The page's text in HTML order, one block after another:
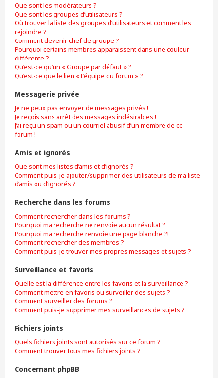
Que sont les modérateurs ?
Que sont les groupes d’utilisateurs ?
Où trouver la liste des groupes d’utilisateurs et comment les
rejoindre ?
Comment devenir chef de groupe ?
Pourquoi certains membres apparaissent dans une couleur
différente ?
Qu’est-ce qu’un « Groupe par défaut » ?
Qu’est-ce que le lien « L’équipe du forum » ?
Messagerie privée
Je ne peux pas envoyer de messages privés !
Je reçois sans arrêt des messages indésirables !
J’ai reçu un spam ou un courriel abusif d’un membre de ce
forum !
Amis et ignorés
Que sont mes listes d’amis et d’ignorés ?
Comment puis-je ajouter/supprimer des utilisateurs de ma liste
d’amis ou d’ignorés ?
Recherche dans les forums
Comment rechercher dans les forums ?
Pourquoi ma recherche ne renvoie aucun résultat ?
Pourquoi ma recherche renvoie une page blanche ?!
Comment rechercher des membres ?
Comment puis-je trouver mes propres messages et sujets ?
Surveillance et favoris
Quelle est la différence entre les favoris et la surveillance ?
Comment mettre en favoris ou surveiller des sujets ?
Comment surveiller des forums ?
Comment puis-je supprimer mes surveillances de sujets ?
Fichiers joints
Quels fichiers joints sont autorisés sur ce forum ?
Comment trouver tous mes fichiers joints ?
Concernant phpBB